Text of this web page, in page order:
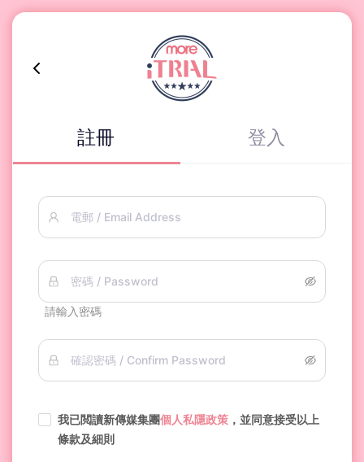
註冊 登入
電郵 / Email Address
密碼 / Password
請輸入密碼
確認密碼 / Confirm Password
我已閲讀新傳媒集團個人私隱政策 ，並同意接受以上
條款及細則